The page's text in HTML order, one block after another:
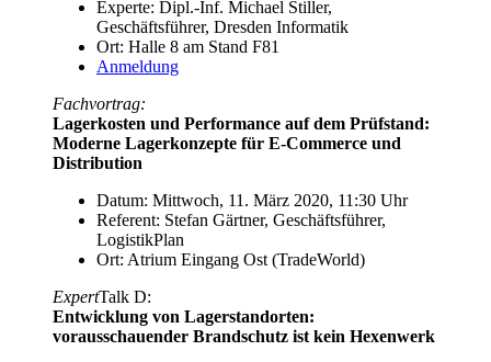
Experte: Dipl.-Inf. Michael Stiller,
Geschäftsführer, Dresden Informatik
Ort: Halle 8 am Stand F81
Anmeldung
Fachvortrag:
Lagerkosten und Performance auf dem Prüfstand:
Moderne Lagerkonzepte für E-Commerce und
Distribution
Datum: Mittwoch, 11. März 2020, 11:30 Uhr
Referent: Stefan Gärtner, Geschäftsführer,
LogistikPlan
Ort: Atrium Eingang Ost (TradeWorld)
ExpertTalk D:
Entwicklung von Lagerstandorten:
vorausschauender Brandschutz ist kein Hexenwerk